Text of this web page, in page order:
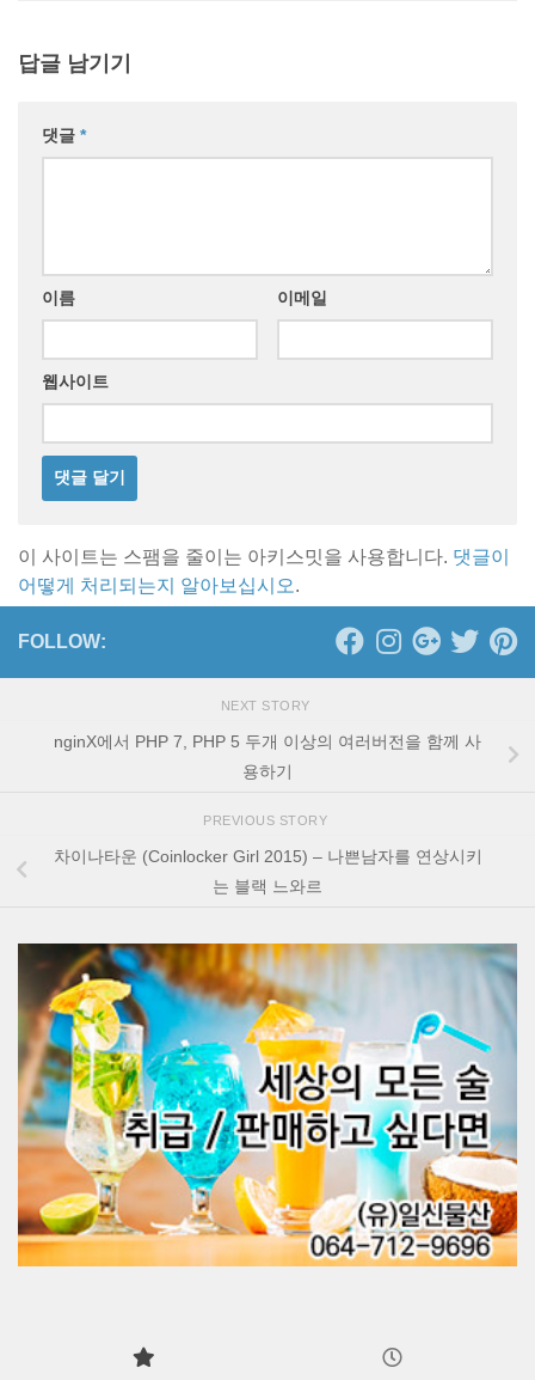
답글 남기기
댓글 *
이름 이메일
웹사이트
이 사이트는 스팸을 줄이는 아키스밋을 사용합니다. 댓글이
어떻게 처리되는지 알아보십시오.
FOLLOW:
NEXT STORY
nginX에서 PHP 7, PHP 5 두개 이상의 여러버전을 함께 사
용하기
PREVIOUS STORY
차이나타운 (Coinlocker Girl 2015) – 나쁜남자를 연상시키
는 블랙 느와르